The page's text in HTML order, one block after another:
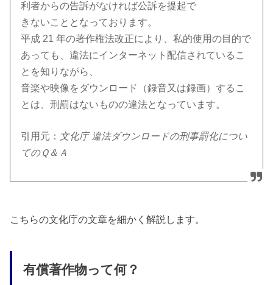
利者からの告訴がなければ公訴を提起で
きないこととなっております。
平成 21 年の著作権法改正により、私的使用の目的で
あっても、違法にインターネット配信されているこ
とを知りながら、
音楽や映像をダウンロード（録音又は録画）するこ
とは、刑罰はないものの違法となっています。
引用元： 文化庁 違法ダウンロードの刑事罰化につい
てのＱ＆Ａ
こちらの文化庁の文章を細かく解説します。
有償著作物って何？